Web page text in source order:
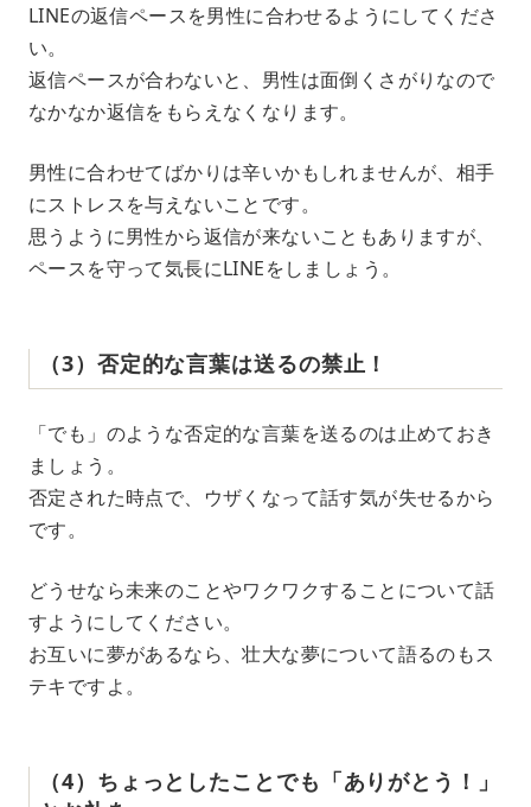
LINEの返信ペースを男性に合わせるようにしてくださ
い。
返信ペースが合わないと、男性は面倒くさがりなので
なかなか返信をもらえなくなります。
男性に合わせてばかりは辛いかもしれませんが、相手
にストレスを与えないことです。
思うように男性から返信が来ないこともありますが、
ペースを守って気長にLINEをしましょう。
（3）否定的な言葉は送るの禁止！
「でも」のような否定的な言葉を送るのは止めておき
ましょう。
否定された時点で、ウザくなって話す気が失せるから
です。
どうせなら未来のことやワクワクすることについて話
すようにしてください。
お互いに夢があるなら、壮大な夢について語るのもス
テキですよ。
（4）ちょっとしたことでも「ありがとう！」